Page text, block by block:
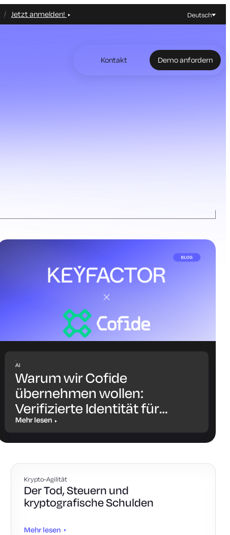
Jetzt anmelden! Deutsch
Kontakt Demo anfordern
AI
Warum wir Cofide
übernehmen wollen:
Verifizierte Identität für
Workloads und KI-Agenten
Mehr lesen
Krypto-Agilität
Der Tod, Steuern und
kryptografische Schulden
Mehr lesen